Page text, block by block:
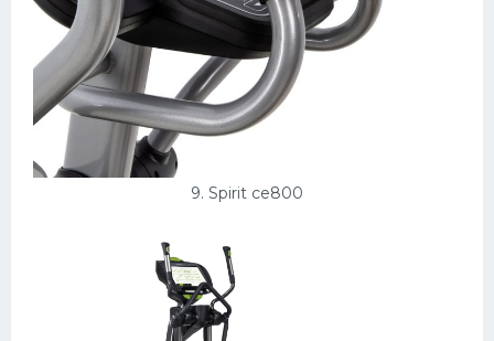
9. Spirit ce800